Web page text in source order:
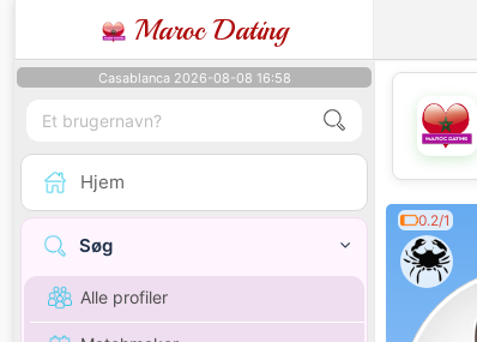
Maroc Dating
Casablanca 2026-08-08 16:58
Hjem
Søg
Alle profiler
0.2/1